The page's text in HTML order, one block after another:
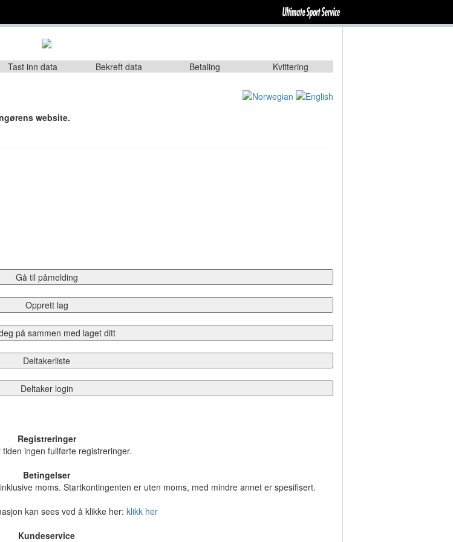
Tast inn data Bekreft data Betaling Kvittering
website.
Gå til påmelding
Opprett lag
på sammen med laget ditt
Deltakerliste
Deltaker login
Registreringer
tiden ingen fullførte registreringer.
Betingelser
moms. Startkontingenten er uten moms, med mindre annet er spesifisert.
kan sees ved å klikke her: klikk her
Kundeservice